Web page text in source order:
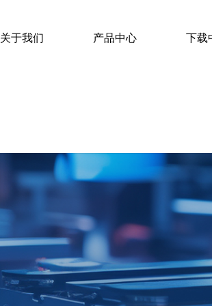
关于我们 产品中心 下载